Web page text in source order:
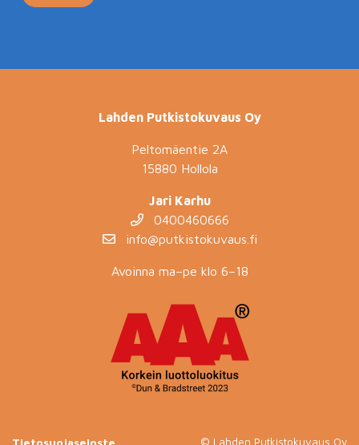
Lahden Putkistokuvaus Oy
Peltomäentie 2A
15880 Hollola
Jari Karhu
0400460666
info@putkistokuvaus.fi
Avoinna ma–pe klo 6–18
Tietosuojaseloste © Lahden Putkistokuvaus Oy